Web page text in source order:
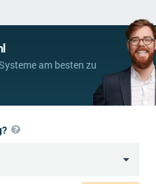
am besten zu